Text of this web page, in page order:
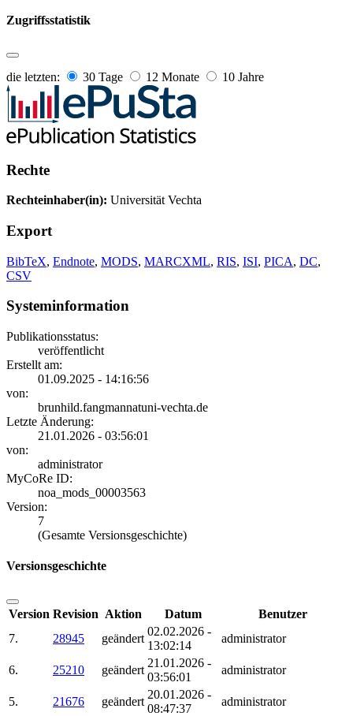
Zugriffsstatistik
die letzten: 30 Tage 12 Monate 10 Jahre
Rechte
Rechteinhaber(in): Universität Vechta
Export
BibTeX, Endnote, MODS, MARCXML, RIS, ISI, PICA, DC,
CSV
Systeminformation
Publikationsstatus:
veröffentlicht
Erstellt am:
01.09.2025 - 14:16:56
von:
brunhild.fangmannatuni-vechta.de
Letzte Änderung:
21.01.2026 - 03:56:01
von:
administrator
MyCoRe ID:
noa_mods_00003563
Version:
7
(Gesamte Versionsgeschichte)
Versionsgeschichte
Version Revision Aktion Datum
Benutzer
7.
28945 geändert
02.02.2026 -
13:02:14
administrator
6. 25210 geändert
21.01.2026 -
03:56:01
administrator
5. 21676 geändert
20.01.2026 -
08:47:37
administrator